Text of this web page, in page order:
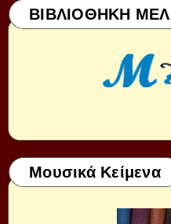
ΒΙΒΛΙΟΘΗΚΗ
Μουσικά Κείμενα